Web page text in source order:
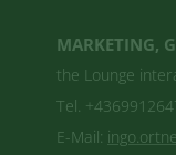
MARKETING,
the Lounge
Tel.
E-Mail: